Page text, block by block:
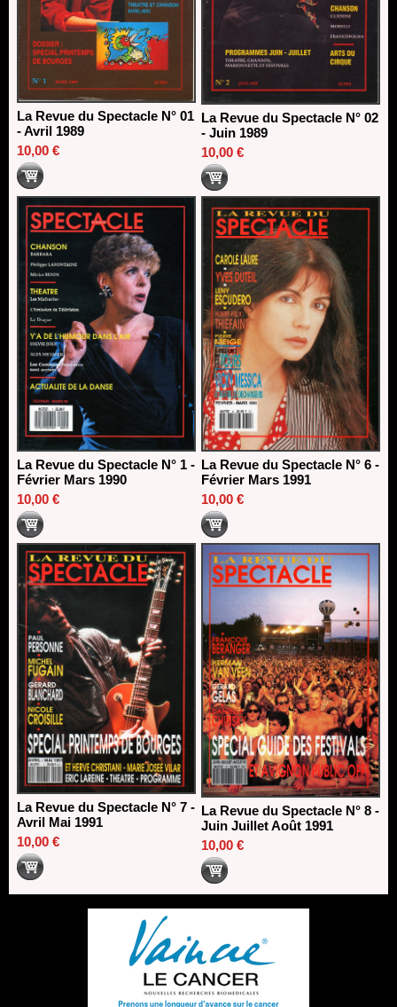
La Revue du Spectacle N° 01
- Avril 1989
10,00 €
La Revue du Spectacle N° 02
- Juin 1989
10,00 €
La Revue du Spectacle N° 1 -
Février Mars 1990
10,00 €
La Revue du Spectacle N° 6 -
Février Mars 1991
10,00 €
La Revue du Spectacle N° 7 -
Avril Mai 1991
10,00 €
La Revue du Spectacle N° 8 -
Juin Juillet Août 1991
10,00 €